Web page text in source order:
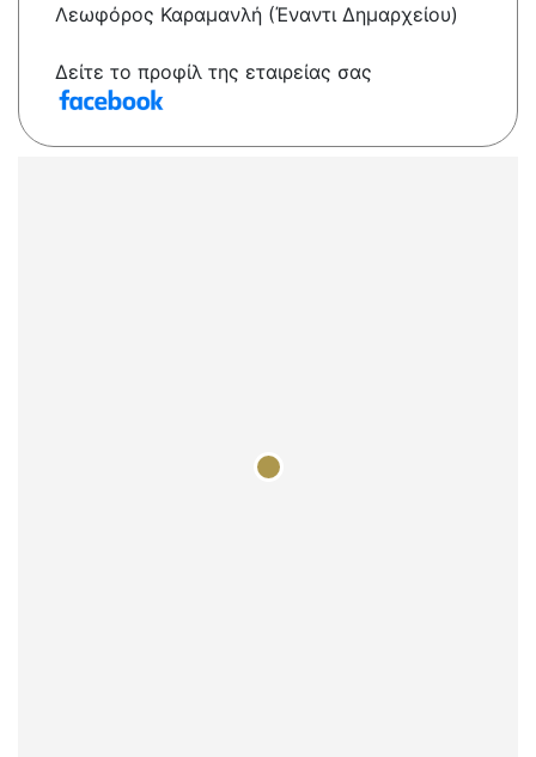
Λεωφόρος Καραμανλή (Έναντι Δημαρχείου)
Δείτε το προφίλ της εταιρείας σας